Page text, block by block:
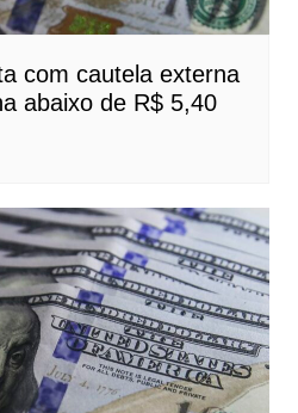
com cautela externa
abaixo de R$ 5,40